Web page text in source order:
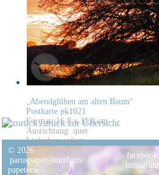
„Abendglühen am alten Baum“
Postkarte pk1021
Format: 16,8 x 11,8 cm
Ausrichtung: quer
Lieferbar: sofort
zurück zur Übersicht
© 2026
paruspaper. nutzfeine
papeterie
facebook
instagram